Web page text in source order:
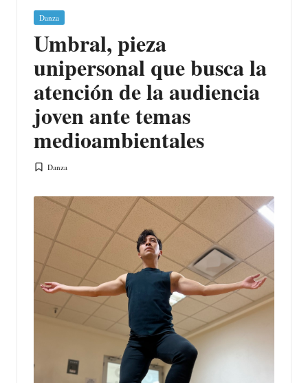
Publicada
Danza
Umbral, pieza
unipersonal que busca la
atención de la audiencia
joven ante temas
medioambientales
Publicada
Danza